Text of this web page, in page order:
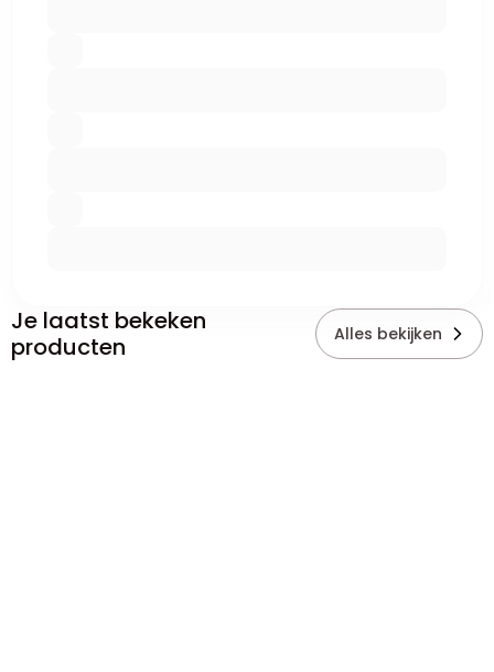
Je laatst bekeken
producten
Alles bekijken